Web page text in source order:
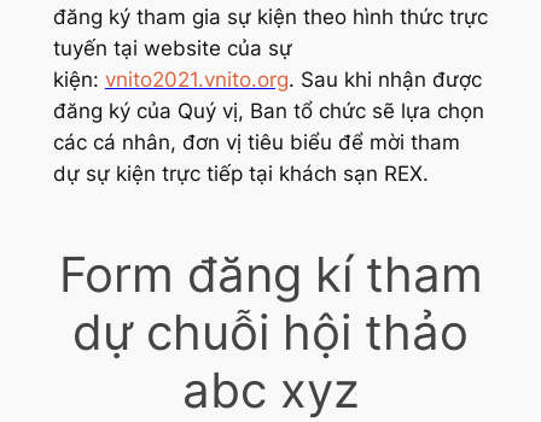
đăng ký tham gia sự kiện theo hình thức trực
tuyến tại website của sự
kiện: vnito2021.vnito.org. Sau khi nhận được
đăng ký của Quý vị, Ban tổ chức sẽ lựa chọn
các cá nhân, đơn vị tiêu biểu để mời tham
dự sự kiện trực tiếp tại khách sạn REX.
đăng
tham
Form đăng kí tham
dự chuỗi hội thảo
abc xyz